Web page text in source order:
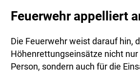
Feuerwehr appelliert
Die Feuerwehr weist darauf hin,
Höhenrettungseinsätze nicht
Person, sondern auch für die